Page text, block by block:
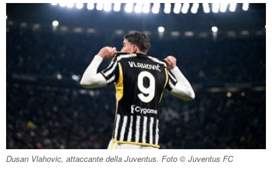
Dusan Vlahovic, attaccante della Juventus. Foto © Juventus FC